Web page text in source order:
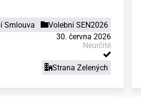
Smlouva
Volební SEN2026
30. června 2026
Neurčité
Strana Zelených